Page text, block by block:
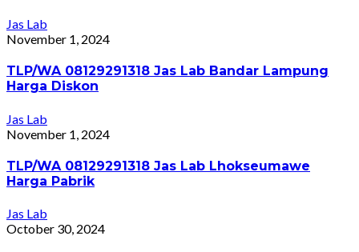
Jas Lab
November 1, 2024
TLP/WA 08129291318 Jas Lab Bandar Lampung
Harga Diskon
Jas Lab
November 1, 2024
TLP/WA 08129291318 Jas Lab Lhokseumawe
Harga Pabrik
Jas Lab
October 30, 2024